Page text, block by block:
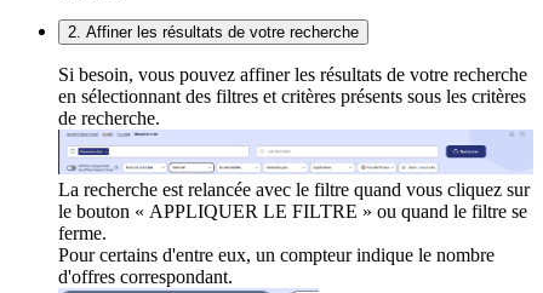
2. Affiner les résultats de votre recherche
Si besoin, vous pouvez affiner les résultats de votre recherche
en sélectionnant des filtres et critères présents sous les critères
de recherche.
La recherche est relancée avec le filtre quand vous cliquez sur
le bouton « APPLIQUER LE FILTRE » ou quand le filtre se
ferme.
Pour certains d'entre eux, un compteur indique le nombre
d'offres correspondant.